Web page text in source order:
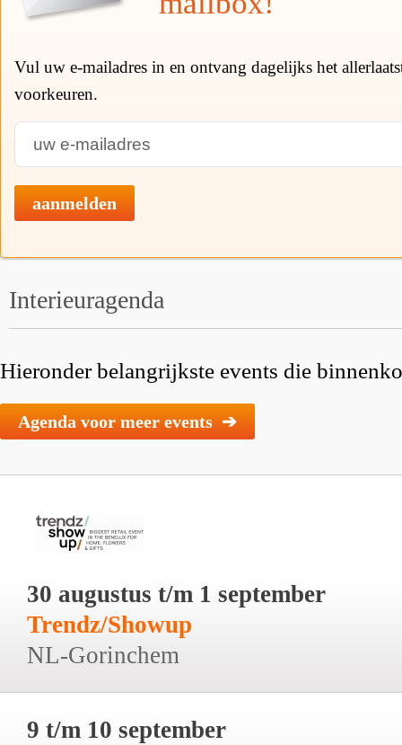
Vul uw e-mailadres in en ontvang dagelijks het
voorkeuren.
aanmelden
Interieuragenda
Hieronder belangrijkste events die
Agenda voor meer events ➔
30 augustus t/m 1 september
Trendz/Showup
NL-Gorinchem
9 t/m 10 september